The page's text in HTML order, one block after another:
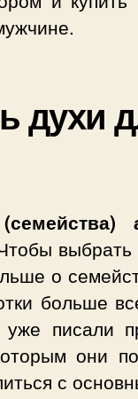
духи
о
больше
писали
они
с